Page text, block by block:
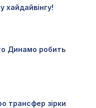
хайдайвінгу!
Динамо робить
трансфер зірки